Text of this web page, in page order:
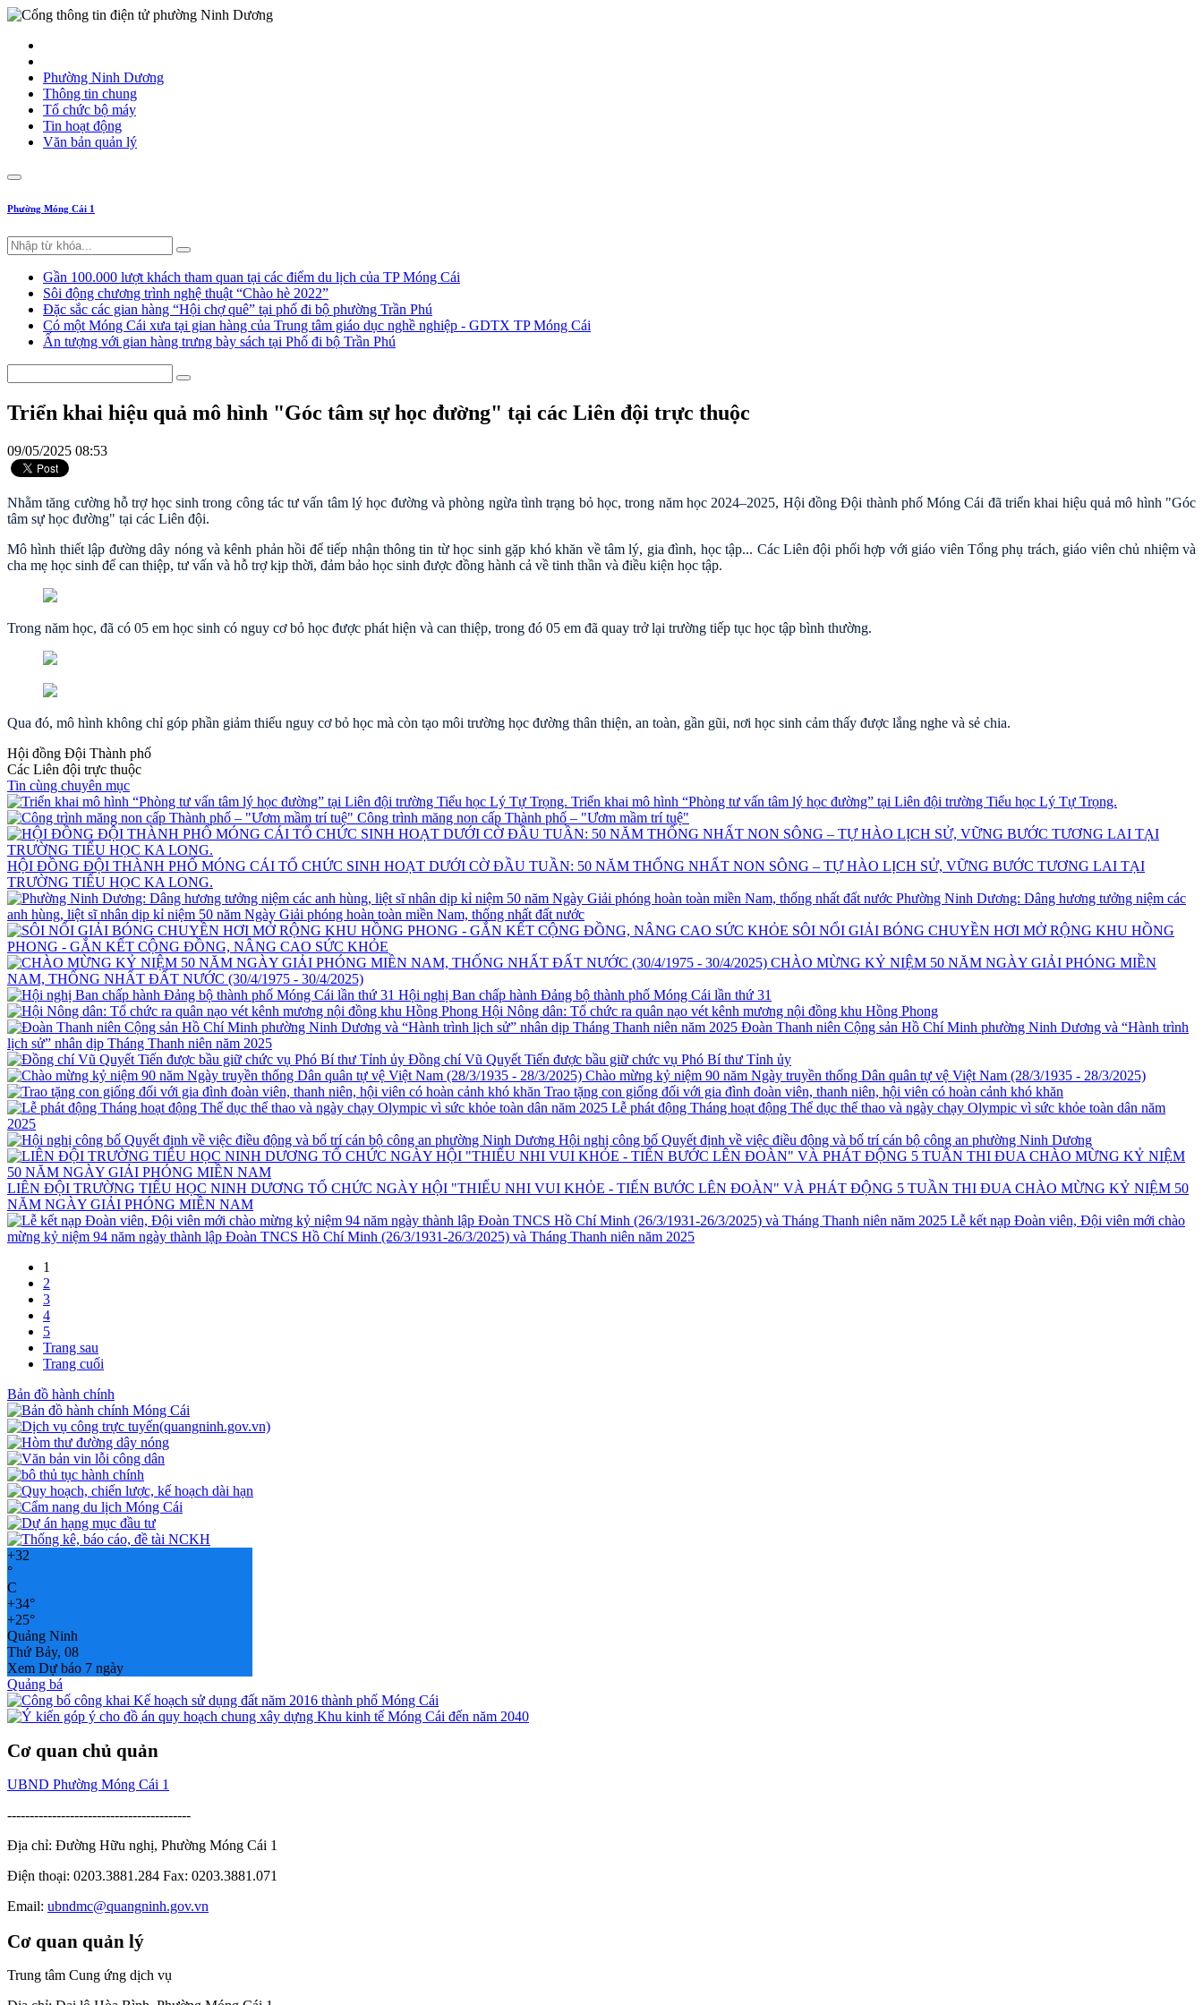
Phường Ninh Dương
Thông tin chung
Tổ chức bộ máy
Tin hoạt động
Văn bản quản lý
Phường Móng Cái 1
Gần 100.000 lượt khách tham quan tại các điểm du lịch của TP Móng Cái
Sôi động chương trình nghệ thuật “Chào hè 2022”
Đặc sắc các gian hàng “Hội chợ quê” tại phố đi bộ phường Trần Phú
Có một Móng Cái xưa tại gian hàng của Trung tâm giáo dục nghề nghiệp - GDTX TP Móng Cái
Ấn tượng với gian hàng trưng bày sách tại Phố đi bộ Trần Phú
Triển khai hiệu quả mô hình "Góc tâm sự học đường" tại các Liên đội trực thuộc
09/05/2025 08:53
Nhằm tăng cường hỗ trợ học sinh trong công tác tư vấn tâm lý học đường và phòng ngừa tình trạng bỏ học, trong năm học 2024–2025, Hội đồng Đội thành phố Móng Cái đã triển khai hiệu quả mô hình "Góc
tâm sự học đường" tại các Liên đội.
Mô hình thiết lập đường dây nóng và kênh phản hồi để tiếp nhận thông tin từ học sinh gặp khó khăn về tâm lý, gia đình, học tập... Các Liên đội phối hợp với giáo viên Tổng phụ trách, giáo viên chủ nhiệm và
cha mẹ học sinh để can thiệp, tư vấn và hỗ trợ kịp thời, đảm bảo học sinh được đồng hành cả về tinh thần và điều kiện học tập.
Trong năm học, đã có 05 em học sinh có nguy cơ bỏ học được phát hiện và can thiệp, trong đó 05 em đã quay trở lại trường tiếp tục học tập bình thường.
Qua đó, mô hình không chỉ góp phần giảm thiểu nguy cơ bỏ học mà còn tạo môi trường học đường thân thiện, an toàn, gần gũi, nơi học sinh cảm thấy được lắng nghe và sẻ chia.
Hội đồng Đội Thành phố
Các Liên đội trực thuộc
Tin cùng chuyên mục
Triển khai mô hình “Phòng tư vấn tâm lý học đường” tại Liên đội trường Tiểu học Lý Tự Trọng.
Công trình măng non cấp Thành phố – "Ươm mầm trí tuệ"
HỘI ĐỒNG ĐỘI THÀNH PHỐ MÓNG CÁI TỔ CHỨC SINH HOẠT DƯỚI CỜ ĐẦU TUẦN: 50 NĂM THỐNG NHẤT NON SÔNG – TỰ HÀO LỊCH SỬ, VỮNG BƯỚC TƯƠNG LAI TẠI
TRƯỜNG TIỂU HỌC KA LONG.
Phường Ninh Dương: Dâng hương tưởng niệm các
anh hùng, liệt sĩ nhân dịp kỉ niệm 50 năm Ngày Giải phóng hoàn toàn miền Nam, thống nhất đất nước
SÔI NỔI GIẢI BÓNG CHUYỀN HƠI MỞ RỘNG KHU HỒNG
PHONG - GẮN KẾT CỘNG ĐỒNG, NÂNG CAO SỨC KHỎE
CHÀO MỪNG KỶ NIỆM 50 NĂM NGÀY GIẢI PHÓNG MIỀN
NAM, THỐNG NHẤT ĐẤT NƯỚC (30/4/1975 - 30/4/2025)
Hội nghị Ban chấp hành Đảng bộ thành phố Móng Cái lần thứ 31
Hội Nông dân: Tổ chức ra quân nạo vét kênh mương nội đồng khu Hồng Phong
Đoàn Thanh niên Cộng sản Hồ Chí Minh phường Ninh Dương và “Hành trình
lịch sử” nhân dịp Tháng Thanh niên năm 2025
Đồng chí Vũ Quyết Tiến được bầu giữ chức vụ Phó Bí thư Tỉnh ủy
Chào mừng kỷ niệm 90 năm Ngày truyền thống Dân quân tự vệ Việt Nam (28/3/1935 - 28/3/2025)
Trao tặng con giống đối với gia đình đoàn viên, thanh niên, hội viên có hoàn cảnh khó khăn
Lễ phát động Tháng hoạt động Thể dục thể thao và ngày chạy Olympic vì sức khỏe toàn dân năm
2025
Hội nghị công bố Quyết định về việc điều động và bố trí cán bộ công an phường Ninh Dương
LIÊN ĐỘI TRƯỜNG TIỂU HỌC NINH DƯƠNG TỔ CHỨC NGÀY HỘI "THIẾU NHI VUI KHỎE - TIẾN BƯỚC LÊN ĐOÀN" VÀ PHÁT ĐỘNG 5 TUẦN THI ĐUA CHÀO MỪNG KỶ NIỆM 50
NĂM NGÀY GIẢI PHÓNG MIỀN NAM
Lễ kết nạp Đoàn viên, Đội viên mới chào
mừng kỷ niệm 94 năm ngày thành lập Đoàn TNCS Hồ Chí Minh (26/3/1931-26/3/2025) và Tháng Thanh niên năm 2025
1
2
3
4
5
Trang sau
Trang cuối
Bản đồ hành chính
+32
°
C
+34°
+25°
Quảng Ninh
Thứ Bảy, 08
Xem Dự báo 7 ngày
Quảng bá
Cơ quan chủ quản
UBND Phường Móng Cái 1
-----------------------------------------
Địa chỉ: Đường Hữu nghị, Phường Móng Cái 1
Điện thoại: 0203.3881.284 Fax: 0203.3881.071
Email: ubndmc@quangninh.gov.vn
Cơ quan quản lý
Trung tâm Cung ứng dịch vụ